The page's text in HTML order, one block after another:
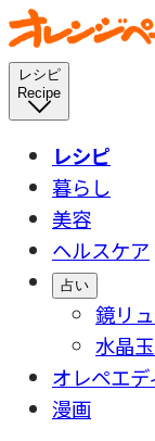
レシピ
Recipe
レシピ
暮らし
美容
ヘルスケア
占い
鏡リ
水晶
オレペエデ
漫画